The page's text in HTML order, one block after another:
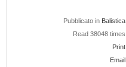
Pubblicato in Balistica
Read 38048 times
Print
Email